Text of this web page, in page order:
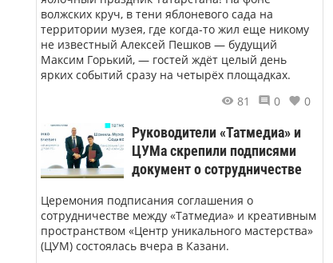
волжских круч, в тени яблоневого сада на
территории музея, где когда-то жил еще никому
не известный Алексей Пешков — будущий
Максим Горький, — гостей ждёт целый день
ярких событий сразу на четырёх площадках.
81
0 0
Руководители «Татмедиа» и
ЦУМа скрепили подписями
документ о сотрудничестве
Церемония подписания соглашения о
сотрудничестве между «Татмедиа» и креативным
пространством «Центр уникального мастерства»
(ЦУМ) состоялась вчера в Казани.